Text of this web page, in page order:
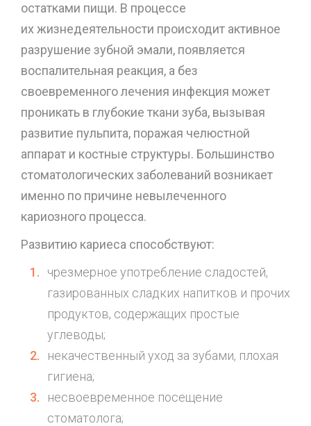
остатками пищи. В процессе
их жизнедеятельности происходит активное
разрушение зубной эмали, появляется
воспалительная реакция, а без
своевременного лечения инфекция может
проникать в глубокие ткани зуба, вызывая
развитие пульпита, поражая челюстной
аппарат и костные структуры. Большинство
стоматологических заболеваний возникает
именно по причине невылеченного
кариозного процесса.
Развитию кариеса способствуют:
чрезмерное употребление сладостей,
газированных сладких напитков и прочих
продуктов, содержащих простые
углеводы;
некачественный уход за зубами, плохая
гигиена;
несвоевременное посещение
стоматолога;